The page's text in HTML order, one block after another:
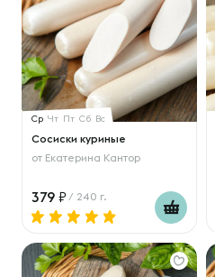
Ср Чт Пт Сб Вс
Сосиски куриные
от Екатерина Кантор
379 / 240 г.